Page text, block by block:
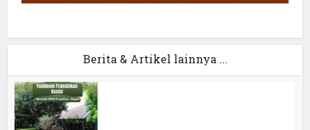
Berita & Artikel lainnya ...